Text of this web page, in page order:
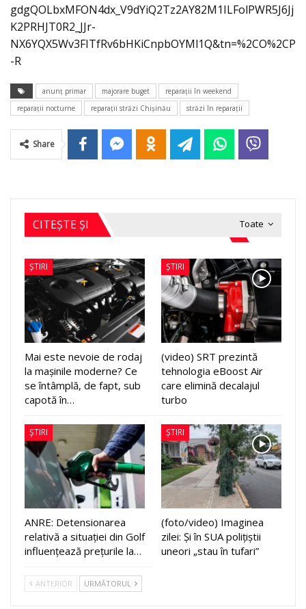
gdgQOLbxMFON4dx_V9dYiQ2Tz2AY82M1ILFolPWR5J6Jj
K2PRHJT0R2_JJr-
NX6YQX5Wv3FITfRv6bHKiCnpbOYMl1Q&tn=%2CO%2CP
-R
anunţ primar majorare buget
reparaţii în weekend
reparaţii nocturne
reparaţii străzi Chişinău străzi în reparaţii
Share
Toate
CITEȘTE ȘI
ȘTIRI
Mai este nevoie de rodaj
la mașinile moderne? Ce
se întâmplă, de fapt, sub
capotă în…
ȘTIRI
(video) SRT prezintă
tehnologia eBoost Air
care elimină decalajul
turbo
ȘTIRI
ANRE: Detensionarea
relativă a situației din Golf
influențează prețurile la…
ȘTIRI
(foto/video) Imaginea
zilei: Și în SUA polițiștii
uneori „stau în tufari”
ANTERIOR URMĂTORUL